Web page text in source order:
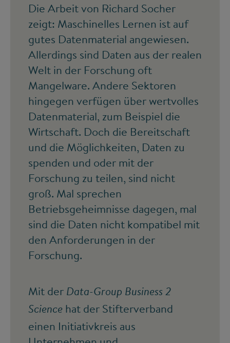
Die Arbeit von Richard Socher
zeigt: Maschinelles Lernen ist auf
gutes Datenmaterial angewiesen.
Allerdings sind Daten aus der realen
Welt in der Forschung oft
Mangelware. Andere Sektoren
hingegen verfügen über wertvolles
Datenmaterial, zum Beispiel die
Wirtschaft. Doch die Bereitschaft
und die Möglichkeiten, Daten zu
spenden und oder mit der
Forschung zu teilen, sind nicht
groß. Mal sprechen
Betriebsgeheimnisse dagegen, mal
sind die Daten nicht kompatibel mit
den Anforderungen in der
Forschung.
Mit der Data-Group Business 2
Science hat der Stifterverband
einen Initiativkreis aus